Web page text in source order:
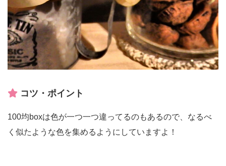
コツ・ポイント
100均boxは色が一つ一つ違ってるのもあるので、なるべ
く似たような色を集めるようにしていますよ！